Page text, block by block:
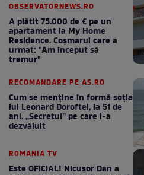
OBSERVATORNEWS.RO
A plătit 75.000 de € pe un
apartament la My Home
Residence. Coşmarul care a
urmat: "Am început să
tremur"
RECOMANDARE PE AS.RO
Cum se menţine în formă soţia
lui Leonard Doroftei, la 51 de
ani. „Secretul” pe care l-a
dezvăluit
ROMANIA TV
Este OFICIAL! Nicușor Dan a